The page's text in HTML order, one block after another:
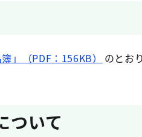
簿」（PDF：156KB） のとおり
いて